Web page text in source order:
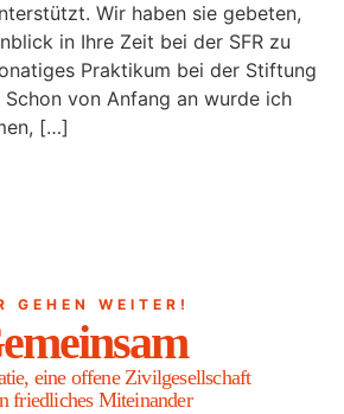
Wir haben sie gebeten,
in Ihre Zeit bei der SFR zu
Praktikum bei der Stiftung
von Anfang an wurde ich
[…]
GEHEN WEITER!
eine offene Zivilgesellschaft
friedliches Miteinander